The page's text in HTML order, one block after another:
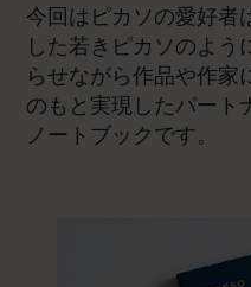
今回はピカソの愛好者
した若きピカソのよう
らせながら作品や作家
のもと実現したパート
ノートブックです。